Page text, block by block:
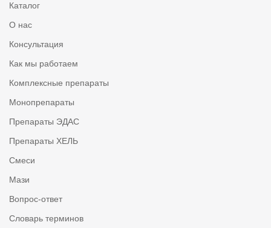
Каталог
О нас
Консультация
Как мы работаем
Комплексные препараты
Монопрепараты
Препараты ЭДАС
Препараты ХЕЛЬ
Смеси
Мази
Вопрос-ответ
Словарь терминов